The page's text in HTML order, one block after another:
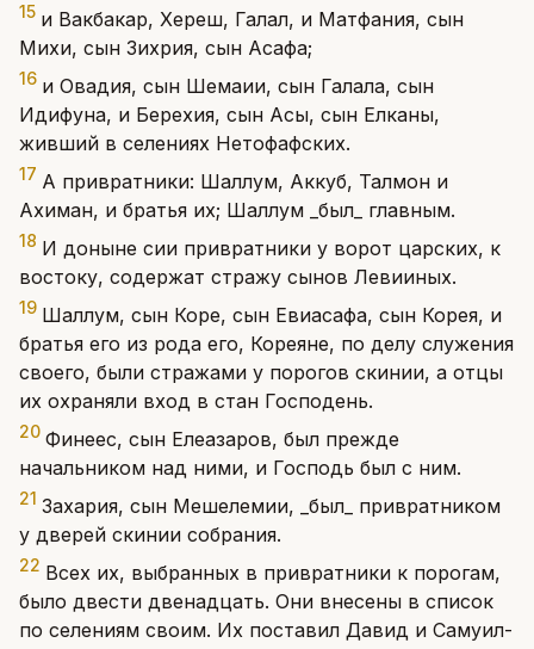
15 и Вакбакар, Хереш, Галал, и Матфания, сын
Михи, сын Зихрия, сын Асафа;
16 и Овадия, сын Шемаии, сын Галала, сын
Идифуна, и Берехия, сын Асы, сын Елканы,
живший в селениях Нетофафских.
17 А привратники: Шаллум, Аккуб, Талмон и
Ахиман, и братья их; Шаллум _был_ главным.
18 И доныне сии привратники у ворот царских, к
востоку, содержат стражу сынов Левииных.
19 Шаллум, сын Коре, сын Евиасафа, сын Корея, и
братья его из рода его, Кореяне, по делу служения
своего, были стражами у порогов скинии, а отцы
их охраняли вход в стан Господень.
20 Финеес, сын Елеазаров, был прежде
начальником над ними, и Господь был с ним.
21 Захария, сын Мешелемии, _был_ привратником
у дверей скинии собрания.
22 Всех их, выбранных в привратники к порогам,
было двести двенадцать. Они внесены в список
по селениям своим. Их поставил Давид и Самуил-